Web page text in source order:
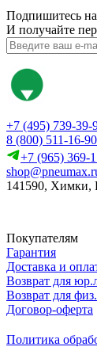
Подпишитесь
И получайте
+7 (495) 739-39-
8 (800) 511-16-90
+7 (965) 369-
141590, Химки,
Покупателям
Гарантия
Доставка и
Возврат для
Возврат для
Договор-оферта
Политика